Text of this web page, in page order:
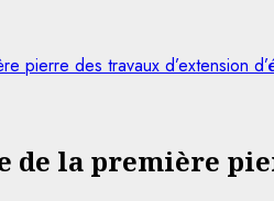
pierre des travaux d’extension
de la première